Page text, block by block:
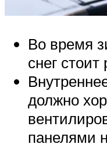
Во время
снег стоит
должно
панелями